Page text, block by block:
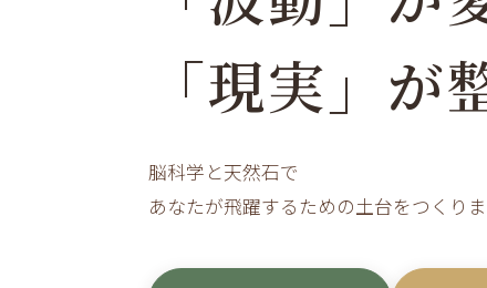
「現実」が
脳科学と天然石で
あなたが飛躍するための土台をつくり